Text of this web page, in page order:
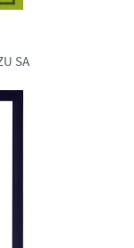
SA